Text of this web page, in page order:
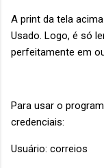
A print da tela
Usado. Logo, é só
perfeitamente em
Para usar o
credenciais:
Usuário: correios